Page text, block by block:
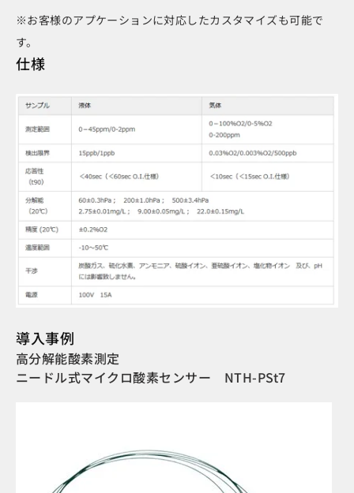
※お客様のアプケーションに対応したカスタマイズも可能で
す。
仕様
導入事例
高分解能酸素測定
ニードル式マイクロ酸素センサー NTH-PSt7